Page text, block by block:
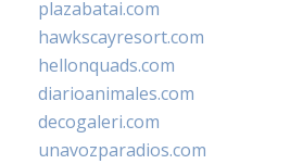
plazabatai.com
hawkscayresort.com
hellonquads.com
diarioanimales.com
decogaleri.com
unavozparadios.com